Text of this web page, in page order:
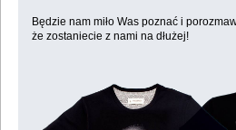
Będzie nam miło Was poznać i
że zostaniecie z nami na dłużej!